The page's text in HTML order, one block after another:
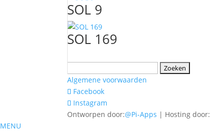
SOL 9
SOL 169
naar:
Algemene voorwaarden
Facebook
Instagram
Ontworpen door:@Pi-Apps | Hosting door:
MENU